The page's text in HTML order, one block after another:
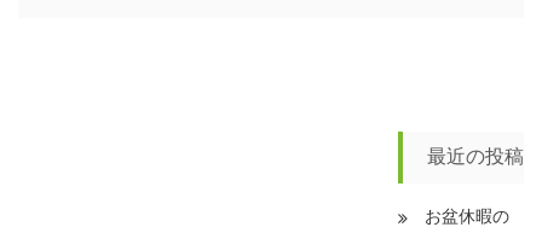
最近の投稿
お盆休暇の